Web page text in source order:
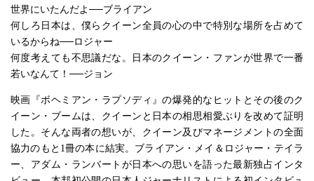
世界にいたんだよ──ブライアン
何しろ日本は、僕らクイーン全員の心の中で特別な場所を占めて
いるからね──ロジャー
何度考えても不思議だな。日本のクイーン・ファンが世界で一番
若いなんて！──ジョン
映画『ボヘミアン・ラプソディ』の爆発的なヒットとその後のク
イーン・ブームは、クイーンと日本の相思相愛ぶりを改めて証明
した。そんな両者の想いが、クイーン及びマネージメントの全面
協力のもと1冊の本に結実。ブライアン・メイ＆ロジャー・テイラ
ー、アダム・ランバートが日本への思いを語った最新独占インタ